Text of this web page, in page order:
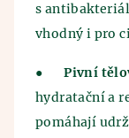
s
vhodný i pro
● Pivní
hydratační a
pomáhají